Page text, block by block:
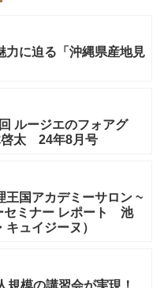
力に迫る「沖縄県産地見
ルージエのフォアグ
太 24年8月号
王国アカデミーサロン ~
ミナー レポート 池
・キュイジーヌ）